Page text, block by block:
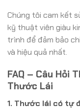
Chúng tôi cam kết
kỹ thuật viên giàu
trình để đảm bảo
và hiệu quả nhất.
FAQ – Câu Hỏi
Thước Lái
1. Thước lái có tự